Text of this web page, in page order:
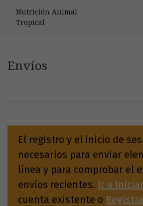
Nutrición Animal
Tropical
Envíos
El registro y el inicio de
necesarios para enviar
línea y para comprobar el
envíos recientes. Ir a
cuenta existente o